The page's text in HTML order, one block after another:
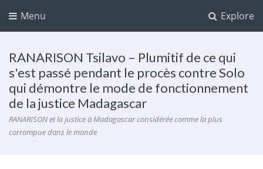
Explore
Menu
RANARISON Tsilavo – Plumitif de ce qui
s'est passé pendant le procès contre Solo
qui démontre le mode de fonctionnement
de la justice Madagascar
RANARISON et la justice à Madagascar considérée comme la plus
corrompue dans le monde